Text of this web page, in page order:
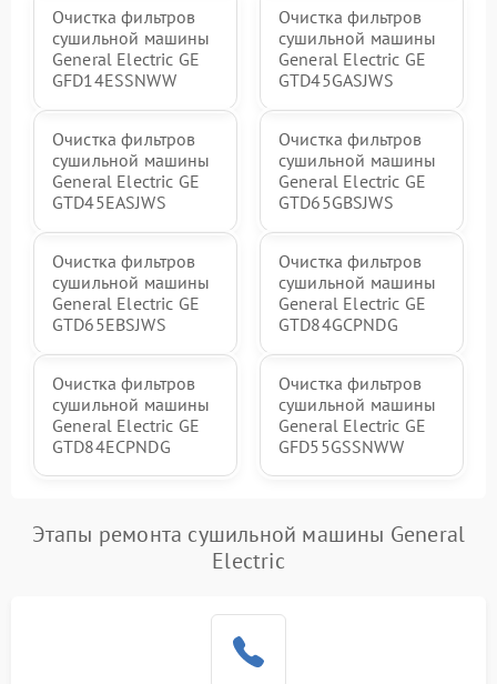
Очистка фильтров
сушильной машины
General Electric GE
GFD14ESSNWW
Очистка фильтров
сушильной машины
General Electric GE
GTD45GASJWS
Очистка фильтров
сушильной машины
General Electric GE
GTD45EASJWS
Очистка фильтров
сушильной машины
General Electric GE
GTD65GBSJWS
Очистка фильтров
сушильной машины
General Electric GE
GTD65EBSJWS
Очистка фильтров
сушильной машины
General Electric GE
GTD84GCPNDG
Очистка фильтров
сушильной машины
General Electric GE
GTD84ECPNDG
Очистка фильтров
сушильной машины
General Electric GE
GFD55GSSNWW
Этапы ремонта сушильной машины General
Electric